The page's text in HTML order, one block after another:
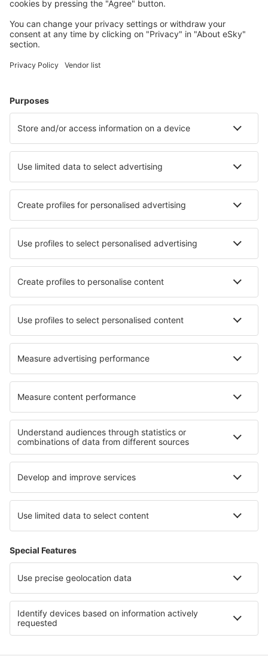
Planlæg din rejse
Billige flybilletter
Storbyferie
Fly+Hotel
Hoteller
Parkering
Lufthavnstransport
Seværdigheder
Sportsbegivenheder
Lær mere
Mobilapp
Flyselskaber
Ryanair
DAT Danish Air
SAS
Norwegian
Lufthansa
Om eSky
Handelsbetingelser
Mine bookinger
Persondatapolitik
Support og kontakt
Lande
Internationale websteder
eSky.eu eSky.com eDestinos.com